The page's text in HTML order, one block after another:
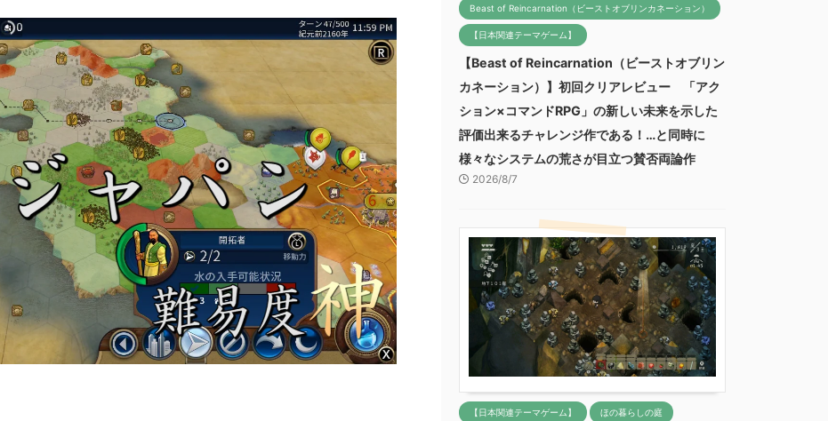
Beast of Reincarnation（ビーストオブリンカネーション）
【日本関連テーマゲーム】
【Beast of Reincarnation（ビーストオブリン
カネーション）】初回クリアレビュー 「アク
ション×コマンドRPG」の新しい未来を示した
評価出来るチャレンジ作である！…と同時に
様々なシステムの荒さが目立つ賛否両論作
2026/8/7
【日本関連テーマゲーム】 ほの暮らしの庭